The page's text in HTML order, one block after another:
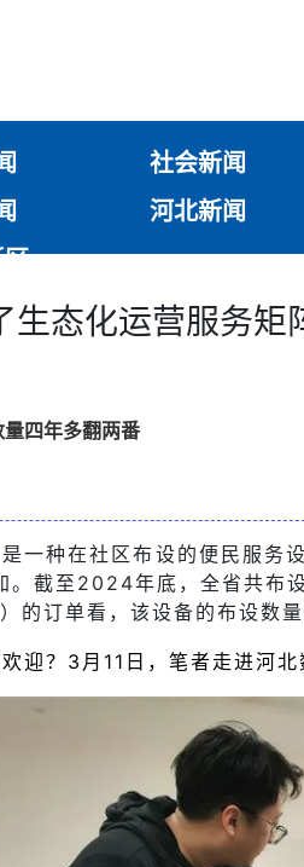
社会新闻
河北新闻
区
生态化运营服务矩
四年多翻两番
一种在社区布设的便民服
。截至2024年底，全省共布
的订单看，该设备的布设数量
迎？3月11日，笔者走进河北